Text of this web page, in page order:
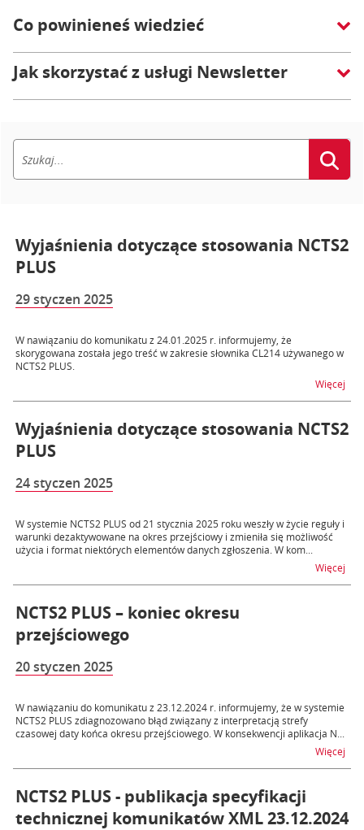
Co powinieneś wiedzieć
Jak skorzystać z usługi Newsletter
Wyjaśnienia dotyczące stosowania NCTS2
PLUS
29 styczen 2025
W nawiązaniu do komunikatu z 24.01.2025 r. informujemy, że
skorygowana została jego treść w zakresie słownika CL214 używanego w
NCTS2 PLUS.
Więcej
Wyjaśnienia dotyczące stosowania NCTS2
PLUS
24 styczen 2025
W systemie NCTS2 PLUS od 21 stycznia 2025 roku weszły w życie reguły i
warunki dezaktywowane na okres przejściowy i zmieniła się możliwość
użycia i format niektórych elementów danych zgłoszenia. W kom...
Więcej
NCTS2 PLUS – koniec okresu
przejściowego
20 styczen 2025
W nawiązaniu do komunikatu z 23.12.2024 r. informujemy, że w systemie
NCTS2 PLUS zdiagnozowano błąd związany z interpretacją strefy
czasowej daty końca okresu przejściowego. W konsekwencji aplikacja N...
Więcej
NCTS2 PLUS - publikacja specyfikacji
technicznej komunikatów XML 23.12.2024